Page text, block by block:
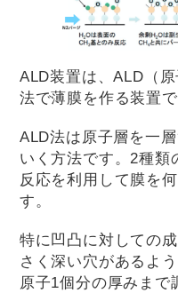
ALD装置は、ALD（
法で薄膜を作る装置で
ALD法は原子層を一
いく方法です。2種類
反応を利用して膜を
す。
特に凹凸に対しての
さく深い穴があるよ
原子1個分の厚みまで